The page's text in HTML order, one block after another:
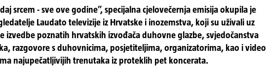
srcem - sve ove godine”, specijalna cjelovečernja emisija okupila je
Laudato televizije iz Hrvatske i inozemstva, koji su uživali uz
izvedbe poznatih hrvatskih izvođača duhovne glazbe, svjedočanstva
razgovore s duhovnicima, posjetiteljima, organizatorima, kao i video
najupečatljivijih trenutaka iz proteklih pet koncerata.